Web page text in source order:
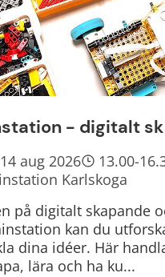
- digitalt
aug 2026
13.00-
Karlskoga
på digitalt skapande
kan du
dina idéer. Här
lära och ha ku...